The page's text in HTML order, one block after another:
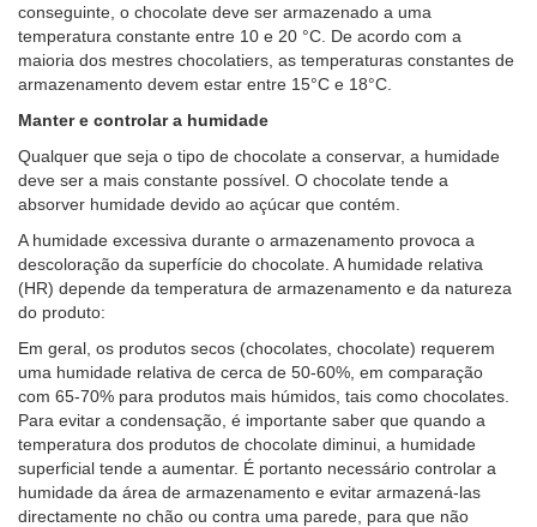
conseguinte, o chocolate deve ser armazenado a uma
temperatura constante entre 10 e 20 °C. De acordo com a
maioria dos mestres chocolatiers, as temperaturas constantes de
armazenamento devem estar entre 15°C e 18°C.
Manter e controlar a humidade
Qualquer que seja o tipo de chocolate a conservar, a humidade
deve ser a mais constante possível. O chocolate tende a
absorver humidade devido ao açúcar que contém.
A humidade excessiva durante o armazenamento provoca a
descoloração da superfície do chocolate. A humidade relativa
(HR) depende da temperatura de armazenamento e da natureza
do produto:
Em geral, os produtos secos (chocolates, chocolate) requerem
uma humidade relativa de cerca de 50-60%, em comparação
com 65-70% para produtos mais húmidos, tais como chocolates.
Para evitar a condensação, é importante saber que quando a
temperatura dos produtos de chocolate diminui, a humidade
superficial tende a aumentar. É portanto necessário controlar a
humidade da área de armazenamento e evitar armazená-las
directamente no chão ou contra uma parede, para que não